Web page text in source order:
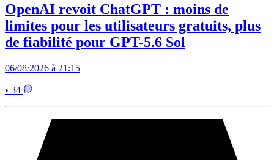
OpenAI revoit ChatGPT : moins de
limites pour les utilisateurs gratuits, plus
de fiabilité pour GPT-5.6 Sol
06/08/2026 à 21:15
• 34